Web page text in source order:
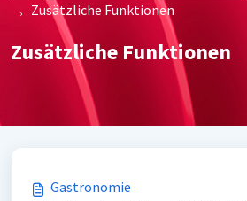
Zusätzliche Funktionen
Zusätzliche Funktionen
Gastronomie